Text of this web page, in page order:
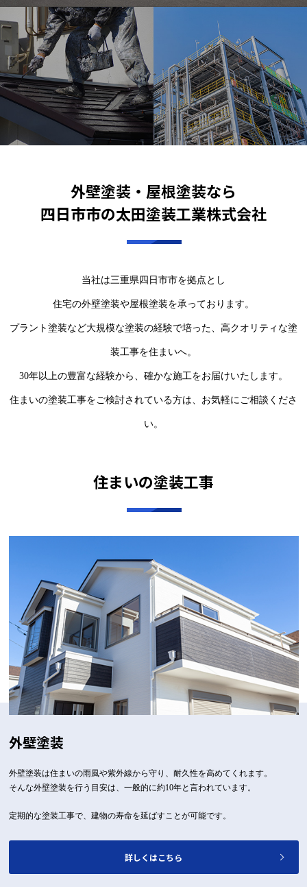
外壁塗装・屋根塗装なら
四日市市の太田塗装工業株式会社
当社は三重県四日市市を拠点とし
住宅の外壁塗装や屋根塗装を承っております。
プラント塗装など大規模な塗装の経験で培った、高クオリティな塗
装工事を住まいへ。
30年以上の豊富な経験から、確かな施工をお届けいたします。
住まいの塗装工事をご検討されている方は、お気軽にご相談くださ
い。
住まいの塗装工事
外壁塗装
外壁塗装は住まいの雨風や紫外線から守り、耐久性を高めてくれます。
そんな外壁塗装を行う目安は、一般的に約10年と言われています。
定期的な塗装工事で、建物の寿命を延ばすことが可能です。
詳しくはこちら